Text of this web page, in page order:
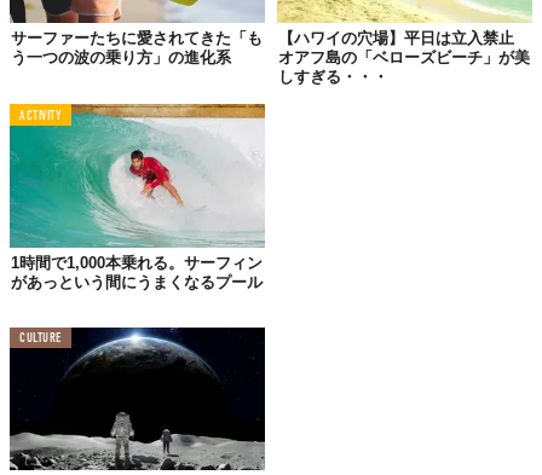
今日、その場にサーフィンの神様、ケリー・スレーターが
居てくれたことをありがたく思います。波にさらわれた私
の妻と子どもを救ってくれました。家族が生きて帰ってこ
れてなによりです。彼をはじめ、多くの命を救っているラ
イフガードの皆さんに感謝を。
サーファーたちに愛されてきた「も
う一つの波の乗り方」の進化系
【ハワイの穴場】平日は立入禁止
オアフ島の「ベローズビーチ」が美
しすぎる・・・
ACTIVITY
1時間で1,000本乗れる。サーフィン
があっという間にうまくなるプール
CULTURE